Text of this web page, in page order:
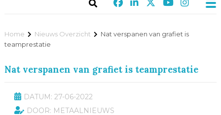
Home Nieuws Overzicht
Nat verspanen van grafiet is
teamprestatie
Nat verspanen van grafiet is teamprestatie
DATUM: 27-06-2022
DOOR: METAALNIEUWS